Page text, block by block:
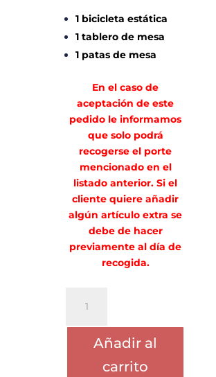
1 bicicleta estática
1 tablero de mesa
1 patas de mesa
En el caso de
aceptación de este
pedido le informamos
que solo podrá
recogerse el porte
mencionado en el
listado anterior. Si el
cliente quiere añadir
algún artículo extra se
debe de hacer
previamente al día de
recogida.
ESTHER
HUERTA
cantidadAñadir al
carrito